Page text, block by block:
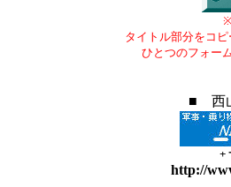
タイトル部分をコ
ひとつのフォー
■ 西
+
http://